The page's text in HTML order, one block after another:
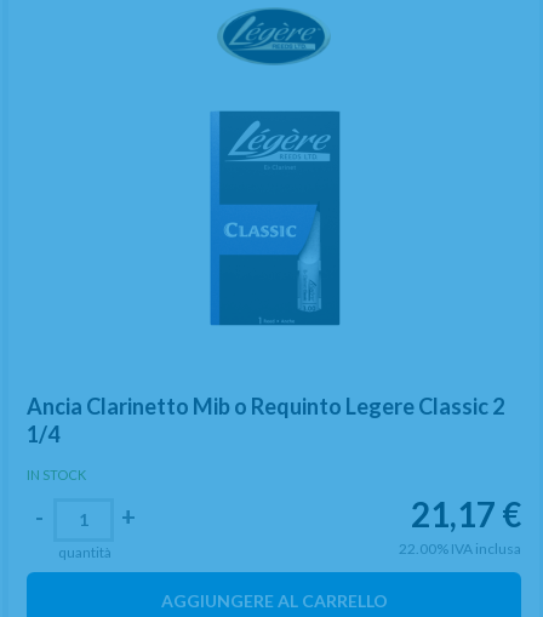
Ancia Clarinetto Mib o Requinto Legere Classic 2
1/4
IN STOCK
21,17 €
22.00% IVA inclusa
- +
quantità
AGGIUNGERE AL CARRELLO